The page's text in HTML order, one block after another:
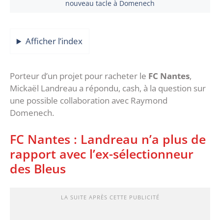
nouveau tacle à Domenech
Afficher l’index
Porteur d’un projet pour racheter le FC Nantes,
Mickaël Landreau a répondu, cash, à la question sur
une possible collaboration avec Raymond
Domenech.
FC Nantes : Landreau n’a plus de
rapport avec l’ex-sélectionneur
des Bleus
LA SUITE APRÈS CETTE PUBLICITÉ